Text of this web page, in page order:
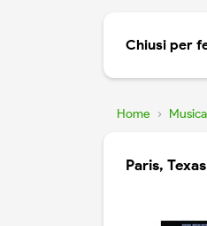
Chiusi per
Home › Musica
Paris,